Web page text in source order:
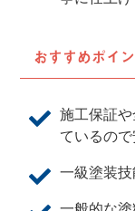
おすすめポイ
施工保証
ているの
一級塗装